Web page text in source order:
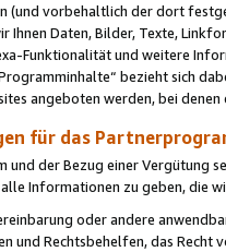
(und vorbehaltlich der dort
Ihnen Daten, Bilder, Texte,
Funktionalität und weitere
bezieht sich
angeboten werden, bei
für das
und der Bezug einer Vergütung
Informationen zu geben, die
oder andere
und Rechtsbehelfen, das